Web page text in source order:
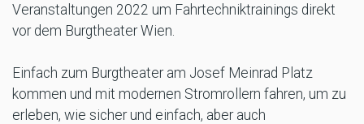
Veranstaltungen 2022 um Fahrtechniktrainings direkt
vor dem Burgtheater Wien.
Einfach zum Burgtheater am Josef Meinrad Platz
kommen und mit modernen Stromrollern fahren, um zu
erleben, wie sicher und einfach, aber auch